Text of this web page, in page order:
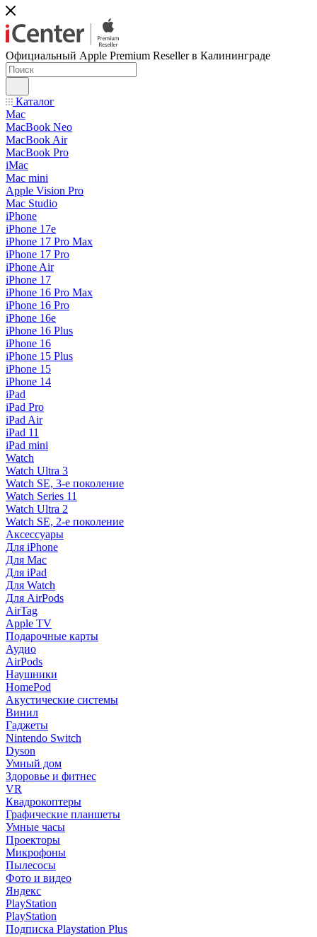
Официальный Apple Premium Reseller в Калининграде
Каталог
Mac
MacBook Neo
MacBook Air
MacBook Pro
iMac
Mac mini
Apple Vision Pro
Mac Studio
iPhone
iPhone 17e
iPhone 17 Pro Max
iPhone 17 Pro
iPhone Air
iPhone 17
iPhone 16 Pro Max
iPhone 16 Pro
iPhone 16e
iPhone 16 Plus
iPhone 16
iPhone 15 Plus
iPhone 15
iPhone 14
iPad
iPad Pro
iPad Air
iPad 11
iPad mini
Watch
Watch Ultra 3
Watch SE, 3-е поколение
Watch Series 11
Watch Ultra 2
Watch SE, 2-е поколение
Аксессуары
Для iPhone
Для Mac
Для iPad
Для Watch
Для AirPods
AirTag
Apple TV
Подарочные карты
Аудио
AirPods
Наушники
HomePod
Акустические системы
Винил
Гаджеты
Nintendo Switch
Dyson
Умный дом
Здоровье и фитнес
VR
Квадрокоптеры
Графические планшеты
Умные часы
Проекторы
Микрофоны
Пылесосы
Фото и видео
Яндекс
PlayStation
PlayStation
Подписка Playstation Plus